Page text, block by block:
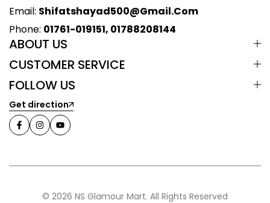
Email: Shifatshayad500@gmail.com
Phone: 01761-019151, 01788208144
ABOUT US
CUSTOMER SERVICE
FOLLOW US
Get direction
© 2026 NS Glamour Mart. All Rights Reserved